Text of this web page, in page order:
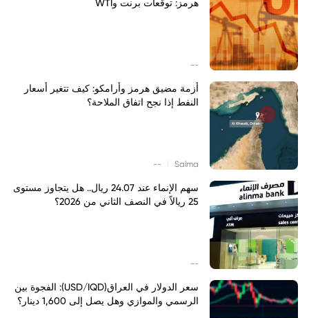
هرمز: توقعات برنت وWTI
--
أزمة مضيق هرمز وأرامكو: كيف تتغير أسعار
النفط إذا نجح اتفاق الملاحة؟
Salma
--
سهم الإنماء عند 24.07 ريال.. هل يتجاوز مستوى
25 ريالاً في النصف الثاني من 2026؟
--
سعر الدولار في العراق(USD/IQD): الفجوة بين
الرسمي والموازي وهل يصل إلى 1,600 دينار؟